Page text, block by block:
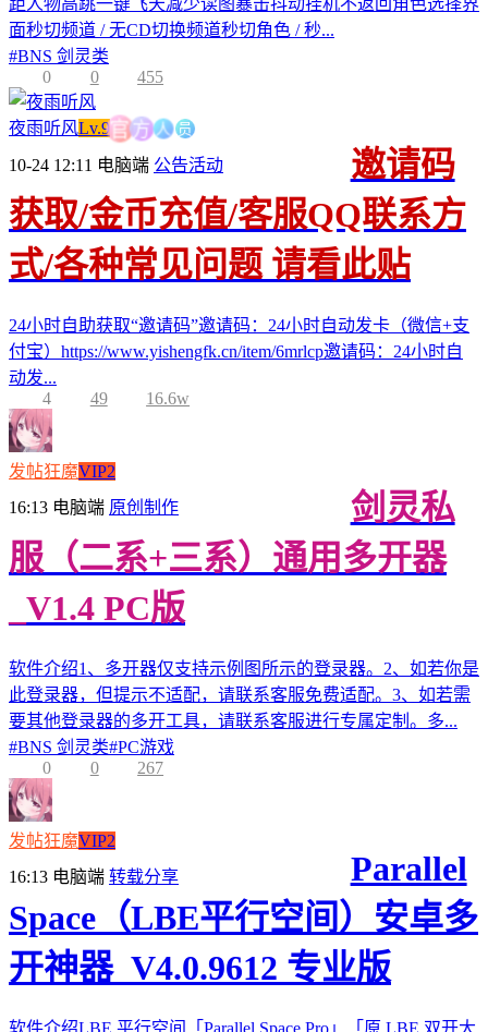
距人物高跳一键飞天减少读图暴击抖动挂机不返回角色选择界
面秒切频道 / 无CD切换频道秒切角色 / 秒...
#BNS 剑灵类
0
0 455
夜雨听风Lv.9官方人员
10-24 12:11 电脑端 公告活动
邀请码
获取/金币充值/客服QQ联系方
式/各种常见问题 请看此贴
24小时自助获取“邀请码”邀请码：24小时自动发卡（微信+支
付宝）https://www.yishengfk.cn/item/6mrlcp邀请码：24小时自
动发...
4
49 16.6w
发帖狂魔VIP2
16:13 电脑端 原创制作
剑灵私
服（二系+三系）通用多开器
_V1.4 PC版
软件介绍1、多开器仅支持示例图所示的登录器。2、如若你是
此登录器，但提示不适配，请联系客服免费适配。3、如若需
要其他登录器的多开工具，请联系客服进行专属定制。多...
#BNS 剑灵类#PC游戏
0
0 267
发帖狂魔VIP2
16:13 电脑端 转载分享
Parallel
Space（LBE平行空间）安卓多
开神器_V4.0.9612 专业版
软件介绍LBE 平行空间「Parallel Space Pro」「原 LBE 双开大